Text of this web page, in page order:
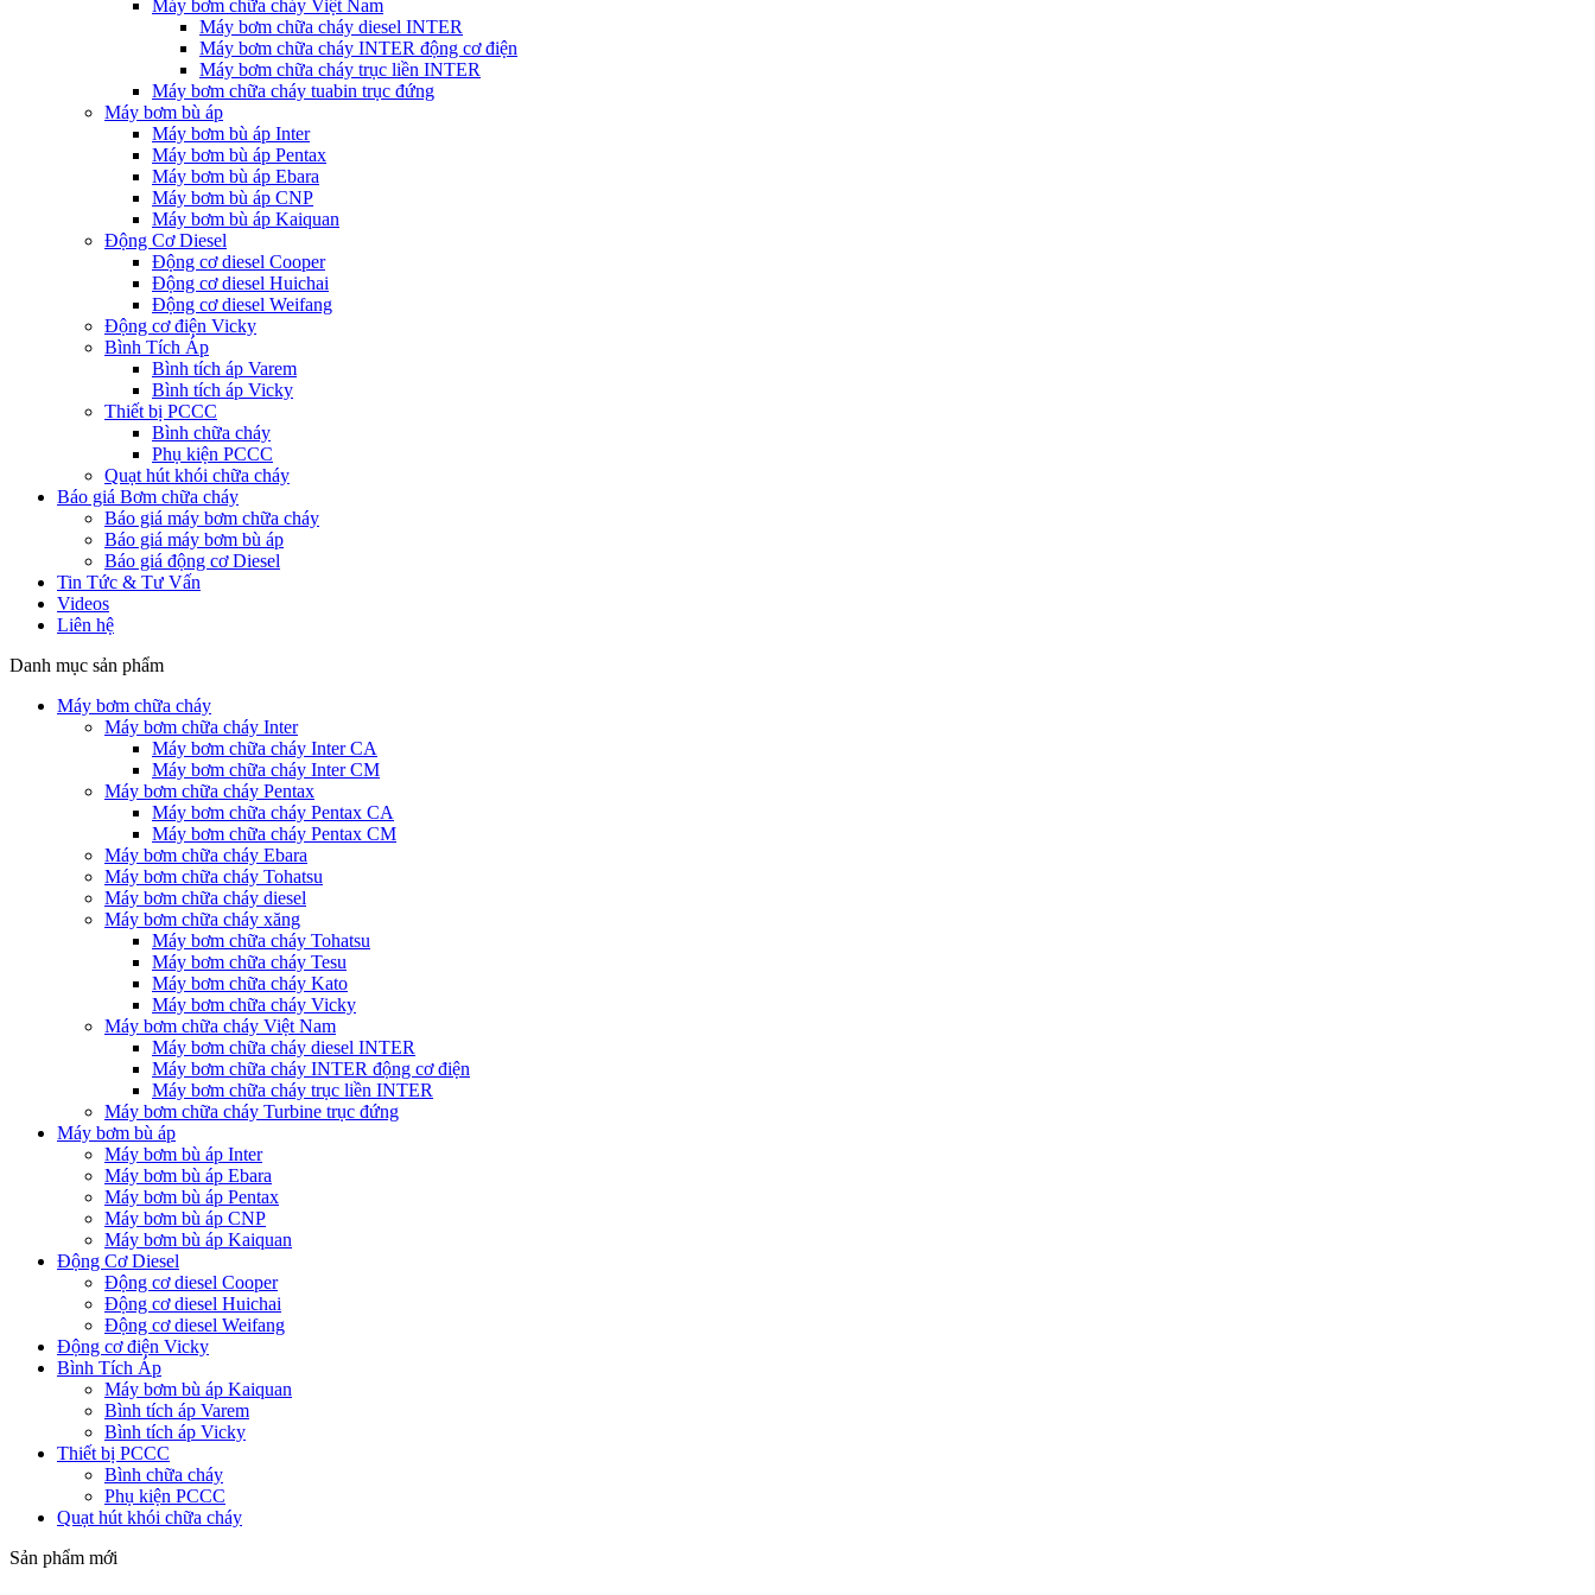
Máy bơm chữa cháy Việt Nam
Máy bơm chữa cháy diesel INTER
Máy bơm chữa cháy INTER động cơ điện
Máy bơm chữa cháy trục liền INTER
Máy bơm chữa cháy tuabin trục đứng
Máy bơm bù áp
Máy bơm bù áp Inter
Máy bơm bù áp Pentax
Máy bơm bù áp Ebara
Máy bơm bù áp CNP
Máy bơm bù áp Kaiquan
Động Cơ Diesel
Động cơ diesel Cooper
Động cơ diesel Huichai
Động cơ diesel Weifang
Động cơ điện Vicky
Bình Tích Áp
Bình tích áp Varem
Bình tích áp Vicky
Thiết bị PCCC
Bình chữa cháy
Phụ kiện PCCC
Quạt hút khói chữa cháy
Báo giá Bơm chữa cháy
Báo giá máy bơm chữa cháy
Báo giá máy bơm bù áp
Báo giá động cơ Diesel
Tin Tức & Tư Vấn
Videos
Liên hệ
Danh mục sản phẩm
Máy bơm chữa cháy
Máy bơm chữa cháy Inter
Máy bơm chữa cháy Inter CA
Máy bơm chữa cháy Inter CM
Máy bơm chữa cháy Pentax
Máy bơm chữa cháy Pentax CA
Máy bơm chữa cháy Pentax CM
Máy bơm chữa cháy Ebara
Máy bơm chữa cháy Tohatsu
Máy bơm chữa cháy diesel
Máy bơm chữa cháy xăng
Máy bơm chữa cháy Tohatsu
Máy bơm chữa cháy Tesu
Máy bơm chữa cháy Kato
Máy bơm chữa cháy Vicky
Máy bơm chữa cháy Việt Nam
Máy bơm chữa cháy diesel INTER
Máy bơm chữa cháy INTER động cơ điện
Máy bơm chữa cháy trục liền INTER
Máy bơm chữa cháy Turbine trục đứng
Máy bơm bù áp
Máy bơm bù áp Inter
Máy bơm bù áp Ebara
Máy bơm bù áp Pentax
Máy bơm bù áp CNP
Máy bơm bù áp Kaiquan
Động Cơ Diesel
Động cơ diesel Cooper
Động cơ diesel Huichai
Động cơ diesel Weifang
Động cơ điện Vicky
Bình Tích Áp
Máy bơm bù áp Kaiquan
Bình tích áp Varem
Bình tích áp Vicky
Thiết bị PCCC
Bình chữa cháy
Phụ kiện PCCC
Quạt hút khói chữa cháy
Sản phẩm mới